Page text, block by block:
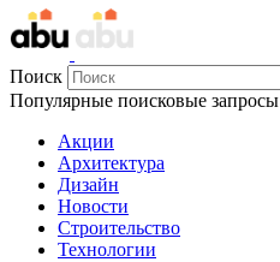
Поиск
Популярные поисковые запросы
Акции
Архитектура
Дизайн
Новости
Строительство
Технологии